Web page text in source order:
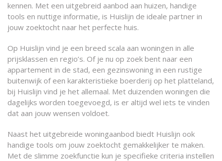
kennen. Met een uitgebreid aanbod aan huizen, handige
tools en nuttige informatie, is Huislijn de ideale partner in
jouw zoektocht naar het perfecte huis.
Op Huislijn vind je een breed scala aan woningen in alle
prijsklassen en regio’s. Of je nu op zoek bent naar een
appartement in de stad, een gezinswoning in een rustige
buitenwijk of een karakteristieke boerderij op het platteland,
bij Huislijn vind je het allemaal. Met duizenden woningen die
dagelijks worden toegevoegd, is er altijd wel iets te vinden
dat aan jouw wensen voldoet.
Naast het uitgebreide woningaanbod biedt Huislijn ook
handige tools om jouw zoektocht gemakkelijker te maken.
Met de slimme zoekfunctie kun je specifieke criteria instellen